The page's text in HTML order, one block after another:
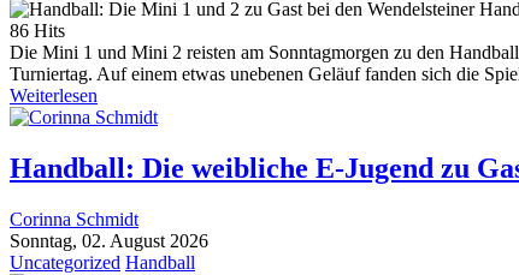
86 Hits
Die Mini 1 und Mini 2 reisten am Sonntagmorgen zu den
Turniertag. Auf einem etwas unebenen Geläuf fanden sich die
Weiterlesen
Handball: Die weibliche E-Jugend zu
Corinna Schmidt
Sonntag, 02. August 2026
Uncategorized Handball